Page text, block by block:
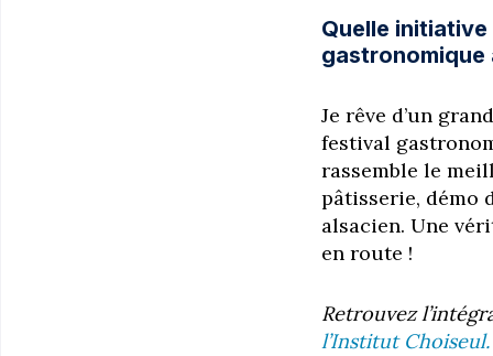
Quelle
gastronomique
Je rêve d’un
festival
rassemble le
pâtisserie, démo
alsacien. Une
en route !
Retrouvez
l’Institut Choiseul.